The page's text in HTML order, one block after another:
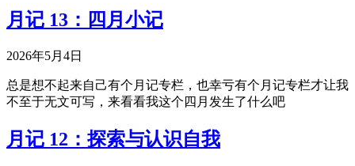
月记 13：四月小记
2026年5月4日
总是想不起来自己有个月记专栏，也幸亏有个月记专栏才让我
不至于无文可写，来看看我这个四月发生了什么吧
月记 12：探索与认识自我